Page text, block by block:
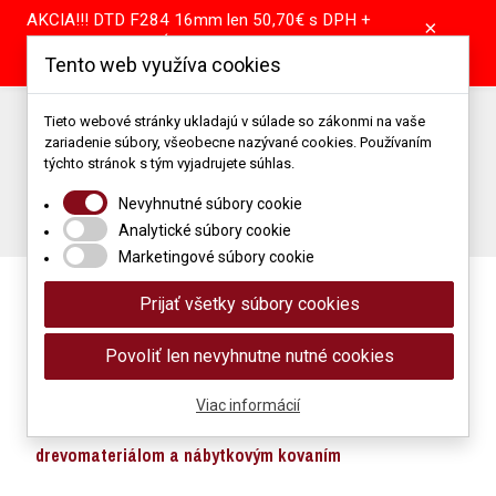
×
AKCIA!!! DTD F284 16mm len 50,70€ s DPH +
pílenie tabule GRÁTIS! DTD A907 16mm len
39,55€ s DPH + pílenie tabule GRÁTIS!
Predajňa: +421 904 867 344 | +421 37 64 25 101
Porez: +421 905 514 679
Podlahové štúdio: +421 907 866 118
Napíšte nám: obchod@mimidrevomaterial.sk
Porez materiálu
drevomateriálom a nábytkovým kovaním
Tento web využíva cookies
Tieto webové stránky ukladajú v súlade so zákonmi na vaše
zariadenie súbory, všeobecne nazývané cookies. Používaním
týchto stránok s tým vyjadrujete súhlas.
Nevyhnutné súbory cookie
Analytické súbory cookie
Marketingové súbory cookie
Prijať všetky súbory cookies
Povoliť len nevyhnutne nutné cookies
Viac informácií